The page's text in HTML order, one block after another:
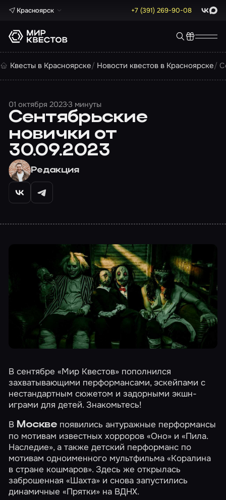
Красноярск +7 (391) 269-90-08 Max
Квесты в Красноярске Новости квестов в Красноярске
01 октября 20233 минуты
Сентябрьские
новички от
30.09.2023
Редакция
В сентябре «Мир Квестов» пополнился
захватывающими перформансами, эскейпами с
нестандартным сюжетом и задорными экшн-
играми для детей. Знакомьтесь!
В Москвепоявились антуражные перформансы
по мотивам известных хорроров«Оно» и«Пила.
Наследие», а также детский перформанс по
мотивам одноименного мультфильма«Коралина
в стране кошмаров». Здесь же открылась
заброшенная«Шахта» и снова запустились
динамичные«Прятки» на ВДНХ.